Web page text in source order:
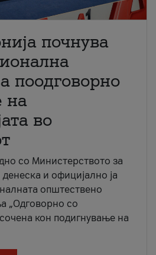
почнува
поодговорно
на
во
со Министерството за
и официјално ја
општествено
„Одговорно со
кон подигнување на